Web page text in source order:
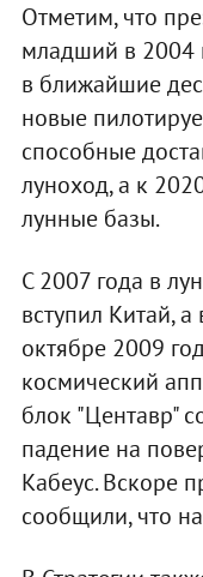
Отметим, что
младший в 2004
в ближайшие
новые
способные
луноход, а к
лунные базы.
С 2007 года в
вступил Китай,
октябре 2009
космический
блок "Центавр"
падение на
Кабеус. Вскоре
сообщили, что